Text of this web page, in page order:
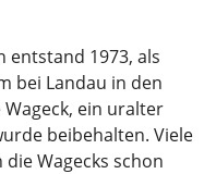
entstand 1973, als
bei Landau in den
ein uralter
beibehalten. Viele
Wagecks schon